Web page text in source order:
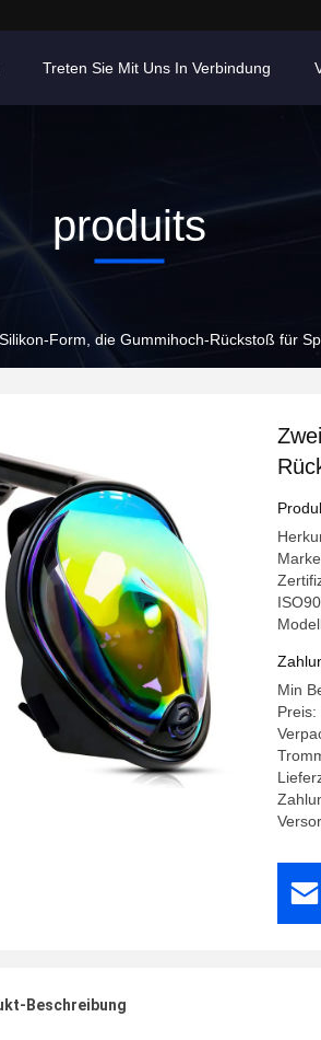
Treten Sie Mit Uns In Verbindung
produits
Form, die Gummihoch-Rückstoß für
Min
Preis:
Beschreibung